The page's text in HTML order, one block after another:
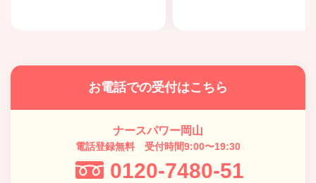
お電話での受付はこちら
ナースパワー岡山
電話登録無料 受付時間9:00〜19:30
0120-7480-51